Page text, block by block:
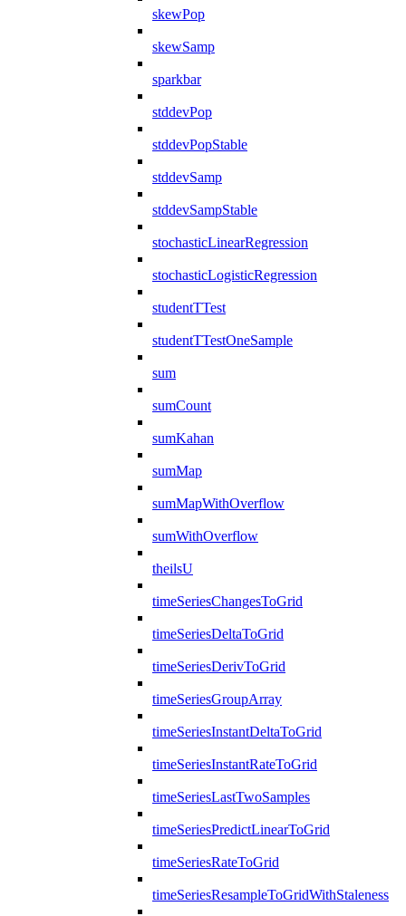
skewPop
skewSamp
sparkbar
stddevPop
stddevPopStable
stddevSamp
stddevSampStable
stochasticLinearRegression
stochasticLogisticRegression
studentTTest
studentTTestOneSample
sum
sumCount
sumKahan
sumMap
sumMapWithOverflow
sumWithOverflow
theilsU
timeSeriesChangesToGrid
timeSeriesDeltaToGrid
timeSeriesDerivToGrid
timeSeriesGroupArray
timeSeriesInstantDeltaToGrid
timeSeriesInstantRateToGrid
timeSeriesLastTwoSamples
timeSeriesPredictLinearToGrid
timeSeriesRateToGrid
timeSeriesResampleToGridWithStaleness